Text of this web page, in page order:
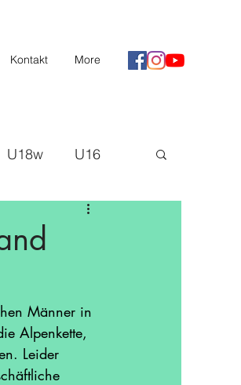
Kontakt More
U18w U16
Saison 20/21
Männer in
Alpenkette,
Leider